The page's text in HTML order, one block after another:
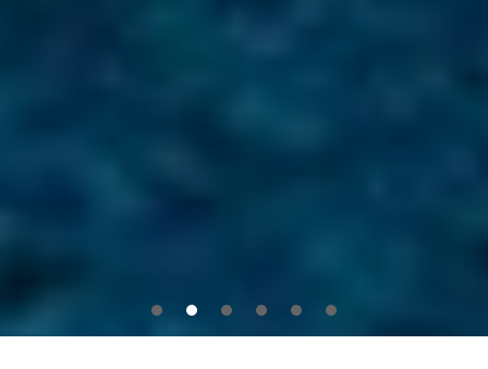
1 2 3 4 5 6